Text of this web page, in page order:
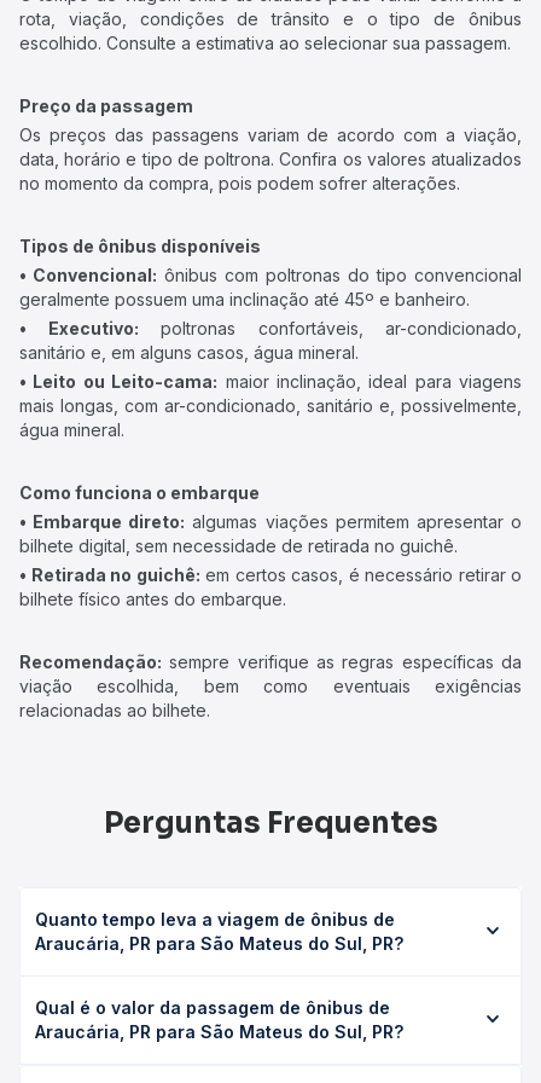
rota, viação, condições de trânsito e o tipo de ônibus
escolhido. Consulte a estimativa ao selecionar sua passagem.
Preço da passagem
Os preços das passagens variam de acordo com a viação,
data, horário e tipo de poltrona. Confira os valores atualizados
no momento da compra, pois podem sofrer alterações.
Tipos de ônibus disponíveis
• Convencional: ônibus com poltronas do tipo convencional
geralmente possuem uma inclinação até 45º e banheiro.
• Executivo: poltronas confortáveis, ar-condicionado,
sanitário e, em alguns casos, água mineral.
• Leito ou Leito-cama: maior inclinação, ideal para viagens
mais longas, com ar-condicionado, sanitário e, possivelmente,
água mineral.
Como funciona o embarque
• Embarque direto: algumas viações permitem apresentar o
bilhete digital, sem necessidade de retirada no guichê.
• Retirada no guichê: em certos casos, é necessário retirar o
bilhete físico antes do embarque.
Recomendação: sempre verifique as regras específicas da
viação escolhida, bem como eventuais exigências
relacionadas ao bilhete.
Perguntas Frequentes
Quanto tempo leva a viagem de ônibus de
Araucária, PR para São Mateus do Sul, PR?
Sul, PR leva em média 2h 30min, podendo variar conforme
a viação, o tipo de serviço (convencional, executivo ou
Qual é o valor da passagem de ônibus de
Araucária, PR para São Mateus do Sul, PR?